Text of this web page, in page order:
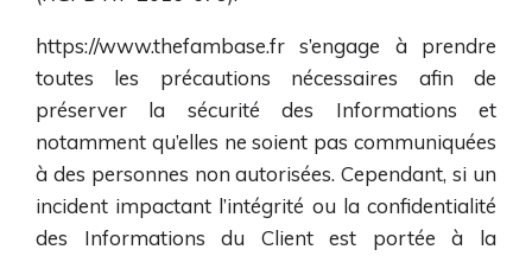
https://www.thefambase.fr s’engage à prendre
toutes les précautions nécessaires afin de
préserver la sécurité des Informations et
notamment qu’elles ne soient pas communiquées
à des personnes non autorisées. Cependant, si un
incident impactant l’intégrité ou la confidentialité
des Informations du Client est portée à la